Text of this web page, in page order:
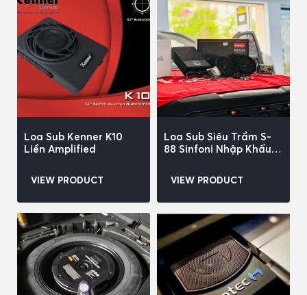
Loa Sub Kenner K10
Liền Amplified
VIEW PRODUCT
Loa Sub Siêu Trầm S-
88 Sinfoni Nhập Khẩu
VIEW PRODUCT